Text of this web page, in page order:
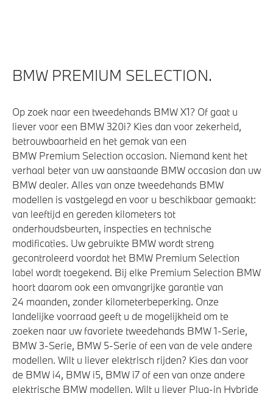
BMW PREMIUM SELECTION.
Op zoek naar een tweedehands BMW X1? Of gaat u
liever voor een BMW 320i? Kies dan voor zekerheid,
betrouwbaarheid en het gemak van een
BMW Premium Selection occasion. Niemand kent het
verhaal beter van uw aanstaande BMW occasion dan uw
BMW dealer. Alles van onze tweedehands BMW
modellen is vastgelegd en voor u beschikbaar gemaakt:
van leeftijd en gereden kilometers tot
onderhoudsbeurten, inspecties en technische
modificaties. Uw gebruikte BMW wordt streng
gecontroleerd voordat het BMW Premium Selection
label wordt toegekend. Bij elke Premium Selection BMW
hoort daarom ook een omvangrijke garantie van
24 maanden, zonder kilometerbeperking. Onze
landelijke voorraad geeft u de mogelijkheid om te
zoeken naar uw favoriete tweedehands BMW 1-Serie,
BMW 3-Serie, BMW 5-Serie of een van de vele andere
modellen. Wilt u liever elektrisch rijden? Kies dan voor
de BMW i4, BMW i5, BMW i7 of een van onze andere
elektrische BMW modellen. Wilt u liever Plug-in Hybride